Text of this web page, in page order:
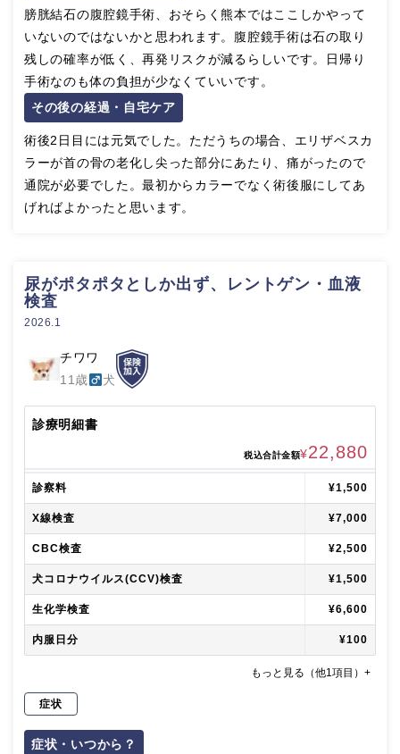
膀胱結石の腹腔鏡手術、おそらく熊本ではここしかやって
いないのではないかと思われます。腹腔鏡手術は石の取り
残しの確率が低く、再発リスクが減るらしいです。日帰り
手術なのも体の負担が少なくていいです。
その後の経過・自宅ケア
術後2日目には元気でした。ただうちの場合、エリザベスカ
ラーが首の骨の老化し尖った部分にあたり、痛がったので
通院が必要でした。最初からカラーでなく術後服にしてあ
げればよかったと思います。
尿がポタポタとしか出ず、レントゲン・血液
検査
2026.1
チワワ
11歳
犬
診療明細書
税込合計金額¥22,880
診察料 ¥1,500
X線検査 ¥7,000
CBC検査 ¥2,500
犬コロナウイルス(CCV)検査 ¥1,500
生化学検査 ¥6,600
内服日分 ¥100
もっと見る（他1項目）+
症状
症状・いつから？